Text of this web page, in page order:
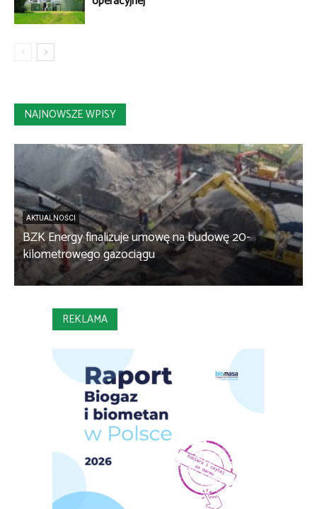
NAJNOWSZE WPISY
AKTUALNOŚCI
BZK Energy finalizuje umowę na budowę 20-
kilometrowego gazociągu
REKLAMA